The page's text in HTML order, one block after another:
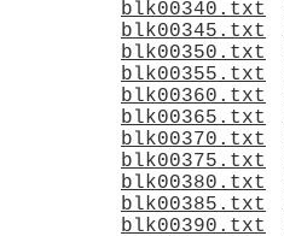
blk00340.txt
blk00345.txt
blk00350.txt
blk00355.txt
blk00360.txt
blk00365.txt
blk00370.txt
blk00375.txt
blk00380.txt
blk00385.txt
blk00390.txt